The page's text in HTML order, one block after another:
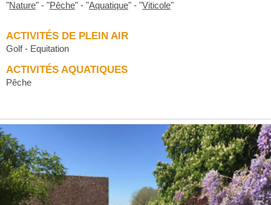
"Nature" - "Pêche" - "Aquatique" - "Viticole"
ACTIVITÉS DE PLEIN AIR
Golf - Equitation
ACTIVITÉS AQUATIQUES
Pêche